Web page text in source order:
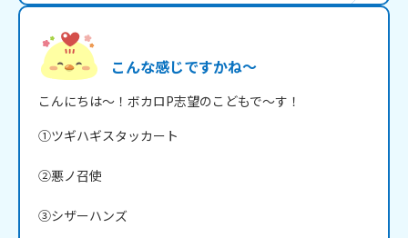
こんな感じですかね～
こんにちは～！ボカロP志望のこどもで～す！
①ツギハギスタッカート
②悪ノ召使
③シザーハンズ